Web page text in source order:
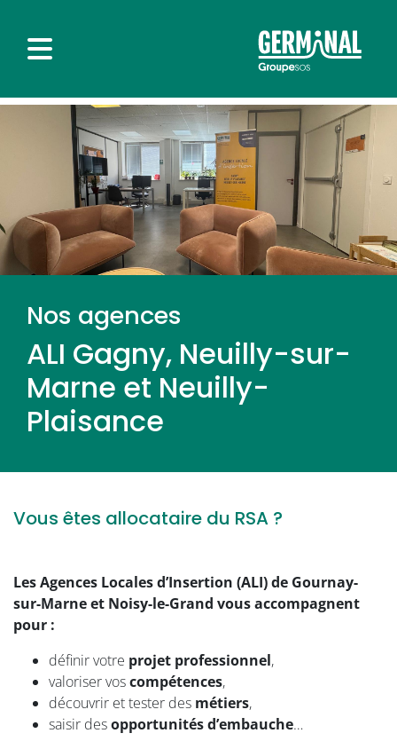
Nos agences
ALI Gagny, Neuilly-sur-
Marne et Neuilly-
Plaisance
Vous êtes allocataire du RSA ?
Les Agences Locales d’Insertion (ALI) de Gournay-
sur-Marne et Noisy-le-Grand vous accompagnent
pour :
définir votre projet professionnel,
valoriser voscompétences,
découvrir et tester des métiers,
saisir desopportunités d’embauche…